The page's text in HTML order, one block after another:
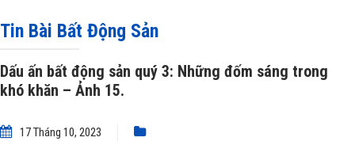
Tin Bài Bất Động Sản
Dấu ấn bất động sản quý 3: Những đốm sáng trong
khó khăn – Ảnh 15.
17 Tháng 10, 2023